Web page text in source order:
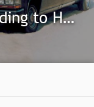
Gospel According to Harry